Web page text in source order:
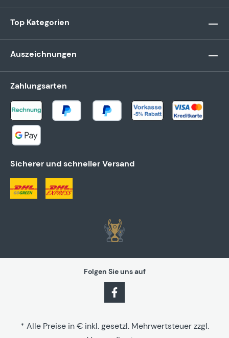
Top Kategorien
Auszeichnungen
Zahlungsarten
Sicherer und schneller Versand
Folgen Sie uns auf
* Alle Preise in € inkl. gesetzl. Mehrwertsteuer zzgl.